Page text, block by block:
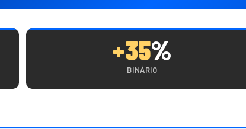
+35%
BINÁRIO